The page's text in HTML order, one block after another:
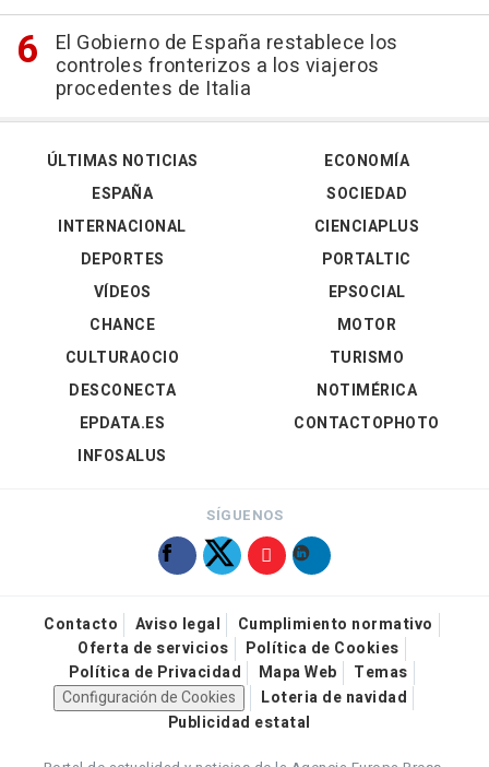
El Gobierno de España restablece los
controles fronterizos a los viajeros
procedentes de Italia
ÚLTIMAS NOTICIAS
ESPAÑA
INTERNACIONAL
DEPORTES
VÍDEOS
ECONOMÍA
SOCIEDAD
CIENCIAPLUS
PORTALTIC
EPSOCIAL
CHANCE
CULTURAOCIO
DESCONECTA
EPDATA.ES
INFOSALUS
MOTOR
TURISMO
NOTIMÉRICA
CONTACTOPHOTO
SÍGUENOS
Contacto Aviso legal
Cumplimiento normativo
Oferta de servicios
Política de Cookies
Política de Privacidad
Mapa Web
Temas
Configuración de Cookies
Loteria de navidad
Publicidad estatal